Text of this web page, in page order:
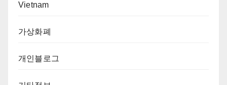
Vietnam
가상화폐
개인블로그